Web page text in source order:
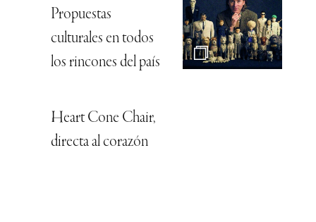
Propuestas
culturales en todos
los rincones del país
Heart Cone Chair,
directa al corazón